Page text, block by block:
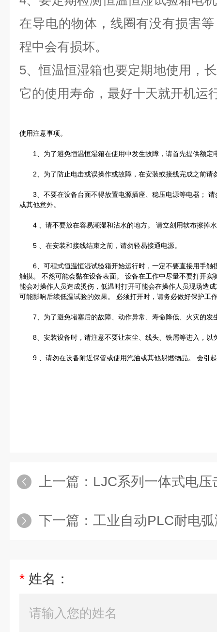
在导电的物体，线圈有没有损害
程中会有损坏。
5、恒温恒湿箱也要定期地使用，
它的使用寿命，最好十天就开机运
使用注意事项。
1、为了避免恒温恒湿箱在使用中发生故障，请首先提供额定
2、为了防止电击或误操作或故障，在安装或接线完成之前请
3、不要在设备台面不得放置电源插座、稳压电源等电器； 请
或其他意外。
4 、请不要放在容易潮湿和沾水的地方。 请立刻用软布擦掉
5 、在安装和接线结束之前，请勿轻易接通电源。
6、可程式恒温恒湿试验箱开始运行时，一定不要直接用手触
触摸。 不然可能会黏在设备表面。 设备在工作中尽量不要打开
能会对操作人员造成烫伤，低温时打开可能会在操作人员现场造
可能影响后续低温试验的效果。 必须打开时，请务必做好保护工
7、为了避免堵塞后的故障、动作异常、寿命降低、火灾的发
8、安装设备时，请注意不要让灰尘、线头、铁屑等进入，以
9 、请勿在设备附近保管或使用汽油或其他易燃物品。 会引
上一篇： LJC系列一体式电压
下一篇： 工业自动PLC耐电
* 姓名：